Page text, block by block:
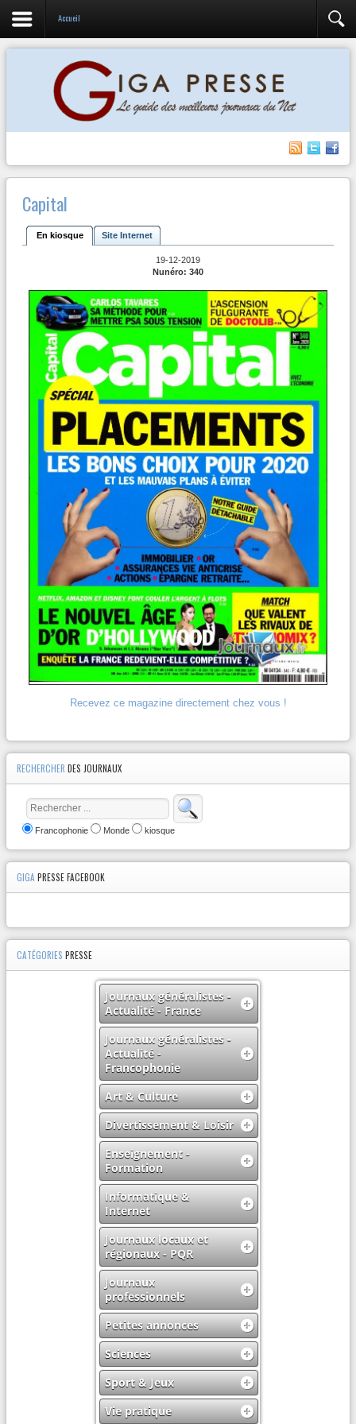
Accueil
Capital
En kiosque Site Internet
19-12-2019
Nunéro: 340
Recevez ce magazine directement chez vous !
RECHERCHER DES JOURNAUX
Francophonie Monde kiosque
GIGA PRESSE FACEBOOK
CATÉGORIES PRESSE
Journaux généralistes -
Actualité - France
Journaux généralistes -
Actualité -
Francophonie
Art & Culture
Divertissement & Loisir
Enseignement -
Formation
Informatique &
Internet
Journaux locaux et
régionaux - PQR
Journaux
professionnels
Petites annonces
Sciences
Sport & Jeux
Vie pratique